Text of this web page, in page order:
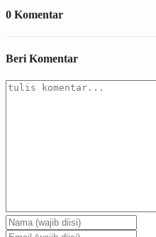
0 Komentar
Beri Komentar